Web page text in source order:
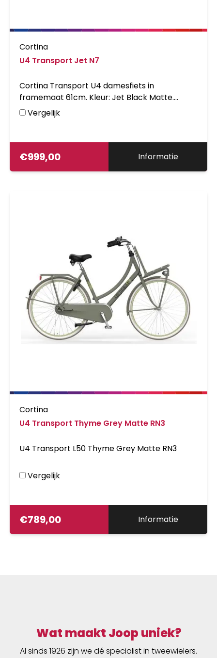
Cortina
U4 Transport Jet N7
Cortina Transport U4 damesfiets in
framemaat 61cm. Kleur: Jet Black Matte.
Uitgerust met achter een Shimano Nexus 7-
traps versnellingsnaaf met rollerbrake en
rollerbrake. Opvallende details: aluminium
frame, stuurslot, voordrager. Kleurnummer:
Vergelijk
€999,00 Informatie
Cortina
U4 Transport Thyme Grey Matte RN3
U4 Transport L50 Thyme Grey Matte RN3
Vergelijk
€789,00 Informatie
Wat maakt Joop uniek?
Al sinds 1926 zijn we dé specialist in tweewielers.